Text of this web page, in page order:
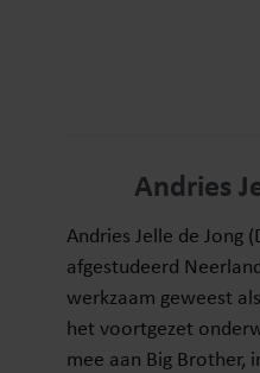
Andries
Andries Jelle de Jong
afgestudeerd
werkzaam geweest
het voortgezet
mee aan Big Brother,